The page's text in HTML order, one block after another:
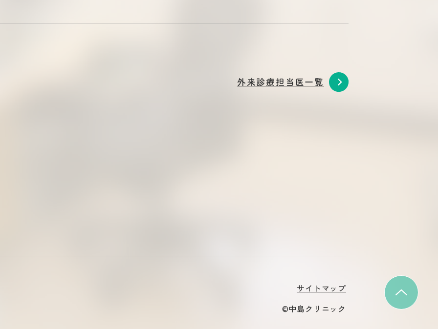
外来診療担当医一覧
サイトマップ
©中島クリニック